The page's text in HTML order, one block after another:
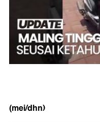
(mei/dhn)